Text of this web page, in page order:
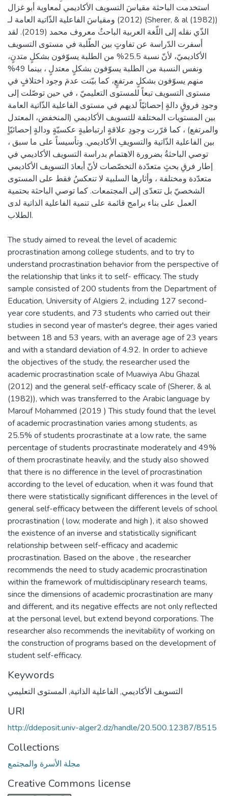
استخدمت الباحثة مقياسَ التسويف الأكاديمي لمعاوية أبو غزال
(2012) ومقياسَ الفاعلية الذّاتية العامة لـ (Sherer, & al (1982))
الذّي نقله إلى اللّغة العربية الباحثُ معروف محمد (2019). لقد
أسفرت الدّراسة عن تفاوتٍ بين الطّلبة في مستوى التسويف
الأكاديميّ، لأنّ نسبة 25.5% من الطلبة يسوّفون بشكلٍ متدنٍ،
ونفس النسبة من الطلبة يسوّفون بشكلٍ معتدلٍ ، بينما 49%
منهم يسوّفون بشكلٍ مرتفعٍ، كما بيّنت عدمَ وجود اختلافٍ في
مستوى التسويف تبعاً للمستوى التعليميّ ، في حين توصّلت إلى
وجودِ فروقٍ دالةٍ إحصائيّاً لديهم في مستوى الفاعلية الذّاتية العامة
بين المستويات المختلفة للتسويف الأكاديمي (المنخفض، المعتدل
والمرتفع) ، كما قرّرت وجودِ علاقةٍ ارتباطيةٍ عكسيّةٍ ودالةٍ إحصائيّاٍ
بين الفاعلية الذّاتية والتسويفِ الأكاديمي. وتأسيساً على ما سبق ،
توصي الباحثةُ بضرورة الاهتمام بدراسة التسويف الأكاديمي في
إطار فرقِ بحثٍ متعدّدة التخصّصات لأنّ أبعادَ التسويف الأكاديمي
متعدّدة ومختلفة ، وأثارها السلبية لا تنعكسُ فقط على المستوى
الشخصيّ بل تتعدّى إلى المجتمعات. كما توصي الباحثة بحتمية
العمل على بناء برامج قائمة على تنمية الفاعلية الذاتية لدى
الطلاب.
The study aimed to reveal the level of academic
procrastination among college students, and to try to
understand procrastination behavior from the perspective of
the relationship that links it to self- efficacy. The study
sample consisted of 200 students from the Department of
Education, University of Algiers 2, including 127 second-
year core students, and 73 students who carried out their
studies in second year of master's degree, their ages varied
between 18 and 53 years, with an average age of 23 years
and with a standard deviation of 4.92. In order to achieve
the objectives of the study, the researcher used the
academic procrastination scale of Muawiya Abu Ghazal
(2012) and the general self-efficacy scale of (Sherer, & al
(1982)), which was transferred to the Arabic language by
Marouf Mohammed (2019 ) This study found that the level
of academic procrastination varies among students, as
25.5% of students procrastinate at a low rate, the same
percentage of students procrastinate moderately and 49%
of them procrastinate heavily, and the study also showed
that there is no difference in the level of procrastination
according to the level of education, when it was found that
there were statistically significant differences in the level of
general self-efficacy between the different levels of school
procrastination ( low, moderate and high ), it also showed
the existence of an inverse and statistically significant
relationship between self-efficacy and academic
procrastination. Based on the above , the researcher
recommends the need to study academic procrastination
within the framework of multidisciplinary research teams,
since the dimensions of academic procrastination are many
and different, and its negative effects are not only reflected
at the personal level, but extend beyond corporations. The
researcher also recommends the inevitability of working on
the construction of programs based on the development of
student self-efficacy.
Keywords
التسويف الأكاديمي, الفاعلية الذاتية, المستوى التعليمي
URI
http://ddeposit.univ-alger2.dz/handle/20.500.12387/8515
Collections
مجلة الأسرة والمجتمع
Creative Commons license